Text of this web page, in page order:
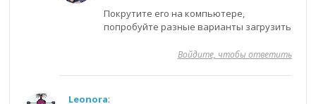
Покрутите его на компьютере,
попробуйте разные варианты загрузить
Войдите, чтобы ответить
Leonora: